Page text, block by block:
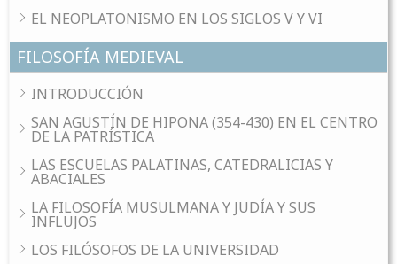
EL NEOPLATONISMO EN LOS SIGLOS V Y VI
FILOSOFÍA MEDIEVAL
INTRODUCCIÓN
SAN AGUSTÍN DE HIPONA (354-430) EN EL CENTRO
DE LA PATRÍSTICA
LAS ESCUELAS PALATINAS, CATEDRALICIAS Y
ABACIALES
LA FILOSOFÍA MUSULMANA Y JUDÍA Y SUS
INFLUJOS
LOS FILÓSOFOS DE LA UNIVERSIDAD